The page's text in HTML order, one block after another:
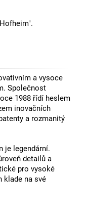
a vysoce
Společnost
1988 řídí heslem
inovačních
a rozmanitý
je legendární.
detailů a
pro vysoké
klade na své